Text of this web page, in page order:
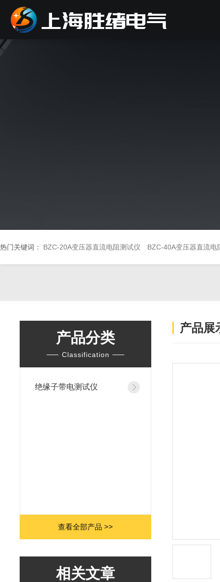
热门关键词： BZC-20A变压器直流电阻测试仪 BZC-40A变压器直流电
产品分类
Classification
绝缘子带电测试仪
查看全部产品 >>
相关文章
产品展